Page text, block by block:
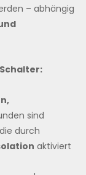
– abhängig
sind
durch
aktiviert